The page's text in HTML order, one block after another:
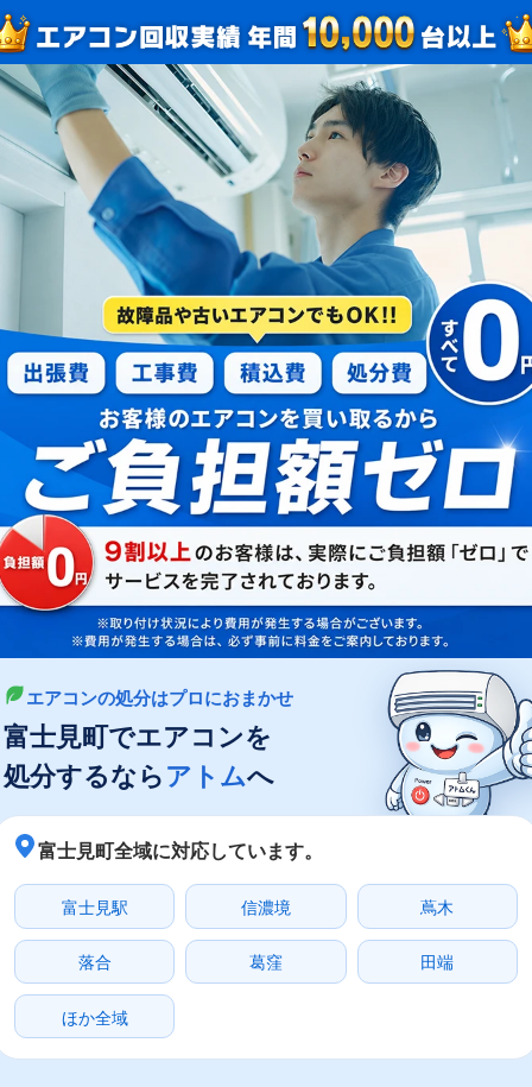
エアコンの処分はプロにおまかせ
富士見町でエアコンを
処分するならアトムへ
富士見町全域に対応しています。
富士見駅 信濃境 蔦木
落合 葛窪 田端
ほか全域